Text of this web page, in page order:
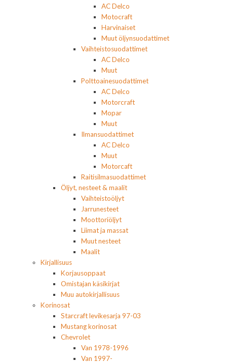
AC Delco
Motocraft
Harvinaiset
Muut öljynsuodattimet
Vaihteistosuodattimet
AC Delco
Muut
Polttoainesuodattimet
AC Delco
Motorcraft
Mopar
Muut
Ilmansuodattimet
AC Delco
Muut
Motorcaft
Raitisilmasuodattimet
Öljyt, nesteet & maalit
Vaihteistoöljyt
Jarrunesteet
Moottoriöljyt
Liimat ja massat
Muut nesteet
Maalit
Kirjallisuus
Korjausoppaat
Omistajan käsikirjat
Muu autokirjallisuus
Korinosat
Starcraft levikesarja 97-03
Mustang korinosat
Chevrolet
Van 1978-1996
Van 1997-